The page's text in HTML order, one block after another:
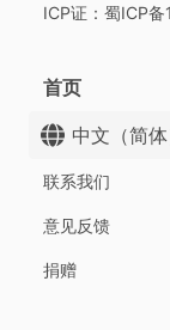
ICP证：蜀ICP
首页
中文（简体
联系我们
意见反馈
捐赠